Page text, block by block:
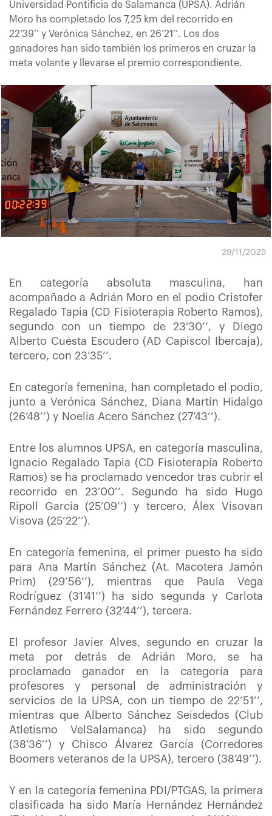
Universidad Pontificia de Salamanca (UPSA). Adrián
Moro ha completado los 7,25 km del recorrido en
22’39’’ y Verónica Sánchez, en 26’21’’. Los dos
ganadores han sido también los primeros en cruzar la
meta volante y llevarse el premio correspondiente.
29/11/2025
En categoría absoluta masculina, han
acompañado a Adrián Moro en el podio Cristofer
Regalado Tapia (CD Fisioterapia Roberto Ramos),
segundo con un tiempo de 23’30’’, y Diego
Alberto Cuesta Escudero (AD Capiscol Ibercaja),
tercero, con 23’35’’.
En categoría femenina, han completado el podio,
junto a Verónica Sánchez, Diana Martín Hidalgo
(26’48’’) y Noelia Acero Sánchez (27’43’’).
Entre los alumnos UPSA, en categoría masculina,
Ignacio Regalado Tapia (CD Fisioterapia Roberto
Ramos) se ha proclamado vencedor tras cubrir el
recorrido en 23’00’’. Segundo ha sido Hugo
Ripoll García (25’09’’) y tercero, Álex Visovan
Visova (25’22’’).
En categoría femenina, el primer puesto ha sido
para Ana Martín Sánchez (At. Macotera Jamón
Prim) (29’56’’), mientras que Paula Vega
Rodríguez (31’41’’) ha sido segunda y Carlota
Fernández Ferrero (32’44’’), tercera.
El profesor Javier Alves, segundo en cruzar la
meta por detrás de Adrián Moro, se ha
proclamado ganador en la categoría para
profesores y personal de administración y
servicios de la UPSA, con un tiempo de 22’51’’,
mientras que Alberto Sánchez Seisdedos (Club
Atletismo VelSalamanca) ha sido segundo
(38’36’’) y Chisco Álvarez García (Corredores
Boomers veteranos de la UPSA), tercero (38’49’’).
Y en la categoría femenina PDI/PTGAS, la primera
clasificada ha sido María Hernández Hernández